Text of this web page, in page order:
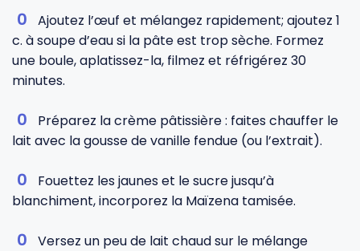
Ajoutez l’œuf et mélangez rapidement; ajoutez 1
c. à soupe d’eau si la pâte est trop sèche. Formez
une boule, aplatissez-la, filmez et réfrigérez 30
minutes.
Préparez la crème pâtissière : faites chauffer le
lait avec la gousse de vanille fendue (ou l’extrait).
Fouettez les jaunes et le sucre jusqu’à
blanchiment, incorporez la Maïzena tamisée.
Versez un peu de lait chaud sur le mélange